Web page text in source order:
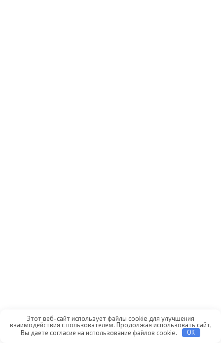
Использовать лимон
Этот веб-сайт использует файлы cookie для улучшения
взаимодействия с пользователем. Продолжая использовать сайт,
Вы даете согласие на использование файлов cookie.
OK